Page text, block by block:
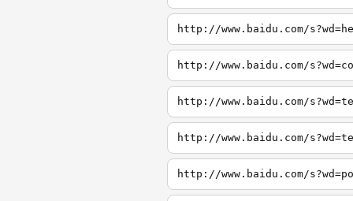
http://www.baidu.com/
http://www.baidu.com/
http://www.baidu.com/
http://www.baidu.com/
http://www.baidu.com/